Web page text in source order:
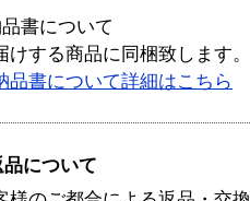
書について
けする商品に同梱致します。
品書について詳細はこちら
品について